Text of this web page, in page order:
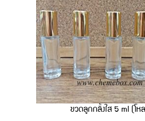
ขวดลูกกลิ้งใส 5 ml (โห